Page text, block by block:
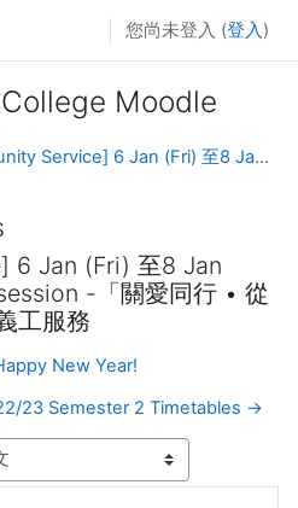
您尚未登入 (登入 )
Moodle
[Community Service] 6 Jan (Fri) 至8 Jan (Sun) – 3 hours per session -「關愛同行 • 從心出發」藝術展場地義工服務
6 Jan (Fri) 至8 Jan
-「關愛同行 • 從
工服務
New Year!
23 Semester 2 Timetables →